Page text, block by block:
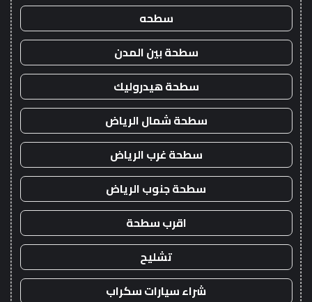
سطحه
سطحة بين المدن
سطحة هيدروليك
سطحة شمال الرياض
سطحة غرب الرياض
سطحة جنوب الرياض
اقرب سطحة
تشليح
شراء سيارات سكراب